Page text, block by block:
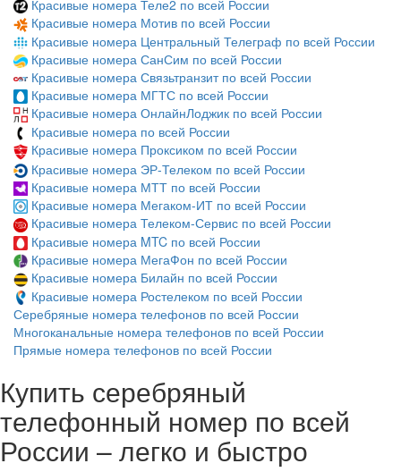
Красивые номера Теле2 по всей России
Красивые номера Мотив по всей России
Красивые номера Центральный Телеграф по всей России
Красивые номера СанСим по всей России
Красивые номера Связьтранзит по всей России
Красивые номера МГТС по всей России
Красивые номера ОнлайнЛоджик по всей России
Красивые номера по всей России
Красивые номера Проксиком по всей России
Красивые номера ЭР-Телеком по всей России
Красивые номера МТТ по всей России
Красивые номера Мегаком-ИТ по всей России
Красивые номера Телеком-Сервис по всей России
Красивые номера MTC по всей России
Красивые номера МегаФон по всей России
Красивые номера Билайн по всей России
Красивые номера Ростелеком по всей России
Серебряные номера телефонов по всей России
Многоканальные номера телефонов по всей России
Прямые номера телефонов по всей России
Купить серебряный
телефонный номер по всей
России – легко и быстро